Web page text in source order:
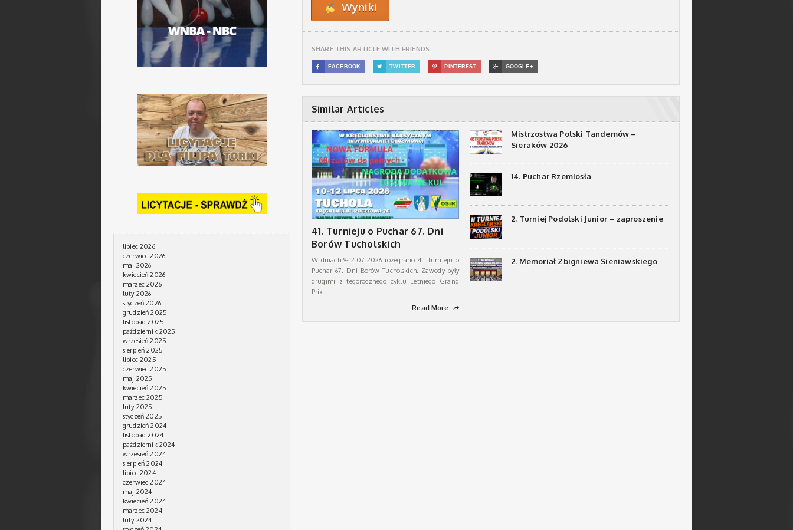
Wyniki
SHARE THIS ARTICLE WITH FRIENDS
 FACEBOOK  TWITTER  PINTEREST  GOOGLE+
Similar Articles
41. Turnieju o Puchar 67. Dni
Borów Tucholskich
W dniach 9-12.07.2026 rozegrano 41. Turnieju o
Puchar 67. Dni Borów Tucholskich. Zawody były
drugimi z tegorocznego cyklu Letniego Grand
Prix
Read More
➦
Mistrzostwa Polski Tandemów –
Sieraków 2026
14. Puchar Rzemiosła
2. Turniej Podolski Junior – zaproszenie
2. Memoriał Zbigniewa Sieniawskiego
lipiec 2026
czerwiec 2026
maj 2026
kwiecień 2026
marzec 2026
luty 2026
styczeń 2026
grudzień 2025
listopad 2025
październik 2025
wrzesień 2025
sierpień 2025
lipiec 2025
czerwiec 2025
maj 2025
kwiecień 2025
marzec 2025
luty 2025
styczeń 2025
grudzień 2024
listopad 2024
październik 2024
wrzesień 2024
sierpień 2024
lipiec 2024
czerwiec 2024
maj 2024
kwiecień 2024
marzec 2024
luty 2024